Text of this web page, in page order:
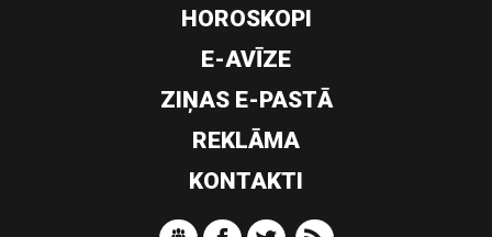
HOROSKOPI
E-AVĪZE
ZIŅAS E-PASTĀ
REKLĀMA
KONTAKTI